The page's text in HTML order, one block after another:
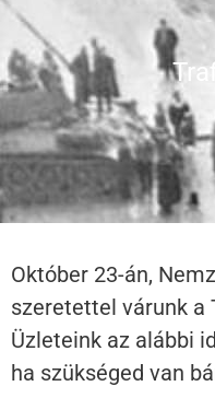
Október 23-án,
szeretettel várunk a
Üzleteink az alábbi
ha szükséged van